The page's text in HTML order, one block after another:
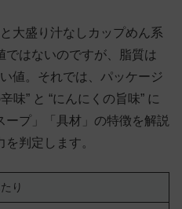
大盛り汁なしカップめん系
ではないのですが、脂質は
値。それでは、パッケージ
味” と “にんにくの旨味” に
ープ」「具材」の特徴を解説
判定します。
り